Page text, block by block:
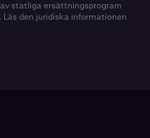
statliga ersättningsprogram
den juridiska informationen